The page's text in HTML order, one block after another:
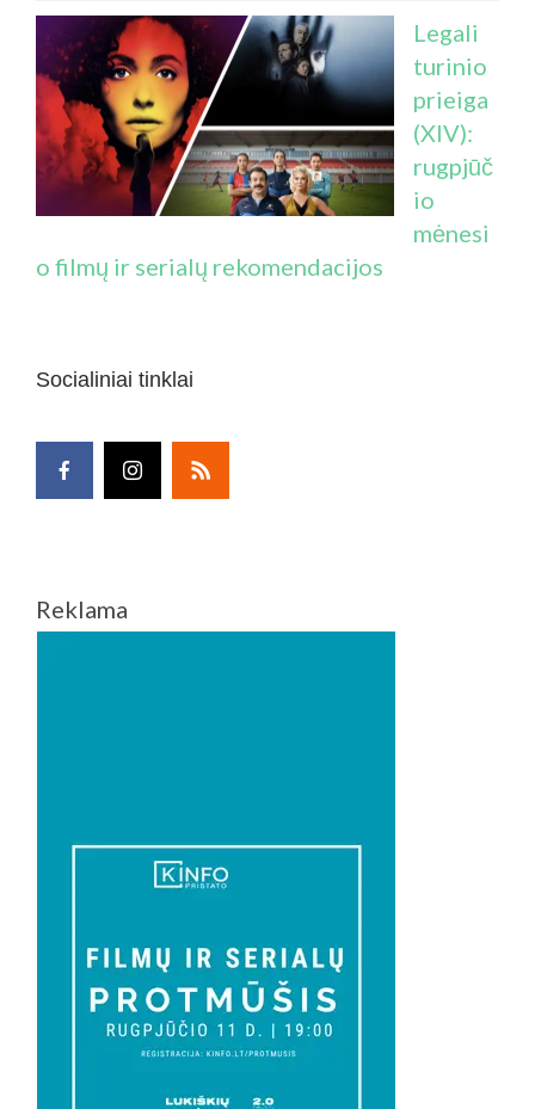
Legali
turinio
prieiga
(XIV):
rugpjūč
io
mėnesi
o filmų ir serialų rekomendacijos
Socialiniai tinklai
Reklama